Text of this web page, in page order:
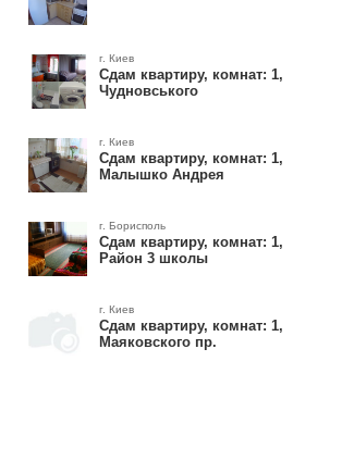
г. Киев
Сдам квартиру, комнат: 1,
Чудновського
г. Киев
Сдам квартиру, комнат: 1,
Малышко Андрея
г. Борисполь
Сдам квартиру, комнат: 1,
Район 3 школы
г. Киев
Сдам квартиру, комнат: 1,
Маяковского пр.